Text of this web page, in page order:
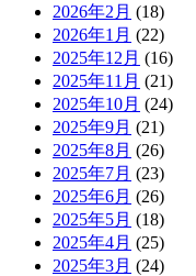
2026年2月 (18)
2026年1月 (22)
2025年12月 (16)
2025年11月 (21)
2025年10月 (24)
2025年9月 (21)
2025年8月 (26)
2025年7月 (23)
2025年6月 (26)
2025年5月 (18)
2025年4月 (25)
2025年3月 (24)